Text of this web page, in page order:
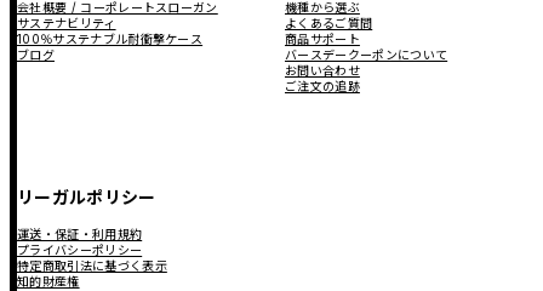
会社概要 / コーポレートスローガン
サステナビリティ
100％サステナブル耐衝撃ケース
ブログ
機種から選ぶ
よくあるご質問
商品サポート
バースデークーポンについて
お問い合わせ
ご注文の追跡
リーガルポリシー
運送・保証・利用規約
プライバシーポリシー
特定商取引法に基づく表示
知的財産権